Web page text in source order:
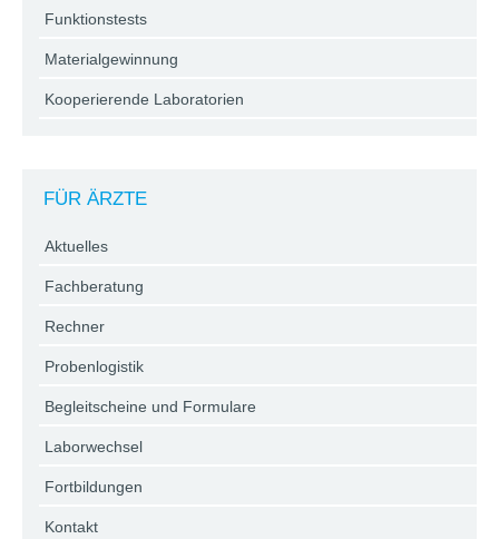
Funktionstests
Materialgewinnung
Kooperierende Laboratorien
FÜR ÄRZTE
Aktuelles
Fachberatung
Rechner
Probenlogistik
Begleitscheine und Formulare
Laborwechsel
Fortbildungen
Kontakt